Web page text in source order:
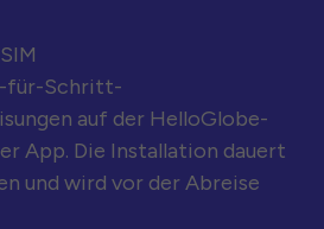
für-Schritt-
auf der HelloGlobe-
App. Die Installation dauert
und wird vor der Abreise